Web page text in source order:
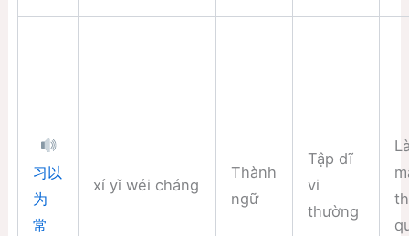
习以
为
常
xí yǐ wéi cháng
Thành
ngữ
Tập dĩ
vi
thường